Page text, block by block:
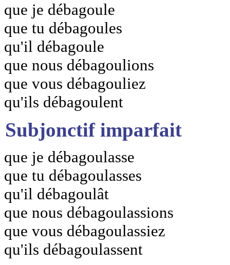
que je débagoule
que tu débagoules
qu'il débagoule
que nous débagoulions
que vous débagouliez
qu'ils débagoulent
Subjonctif imparfait
que je débagoulasse
que tu débagoulasses
qu'il débagoulât
que nous débagoulassions
que vous débagoulassiez
qu'ils débagoulassent